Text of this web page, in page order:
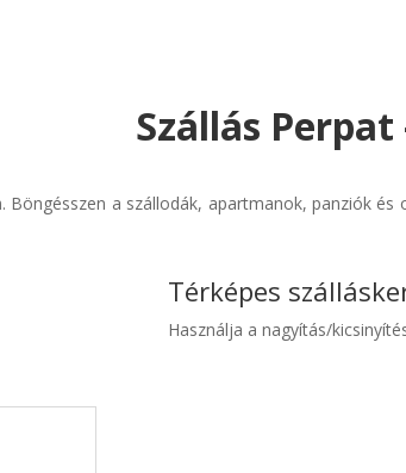
Szállás
Böngésszen a szállodák, apartmanok, panziók
Térképes
Használja a nagyítás/